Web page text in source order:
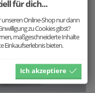
für dich...
unseren Online-Shop nur dann
zu Cookies gibst?
maßgeschneiderte Inhalte
Einkaufserlebnis bieten.
Ich akzeptiere